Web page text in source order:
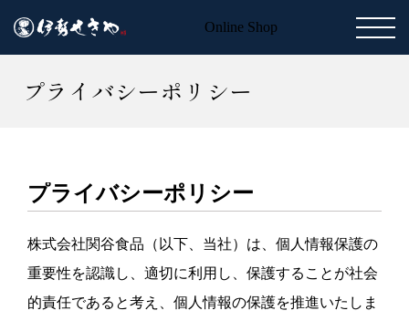
Online Shop
トップページ プライバシーポリシー
プライバシーポリシー
プライバシーポリシー
株式会社関谷食品（以下、当社）は、個人情報保護の
重要性を認識し、適切に利用し、保護することが社会
的責任であると考え、個人情報の保護を推進いたしま